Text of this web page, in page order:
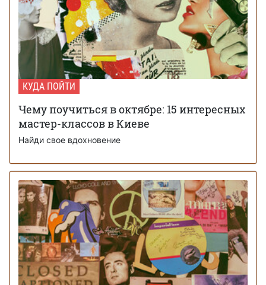
КУДА ПОЙТИ
Чему поучиться в октябре: 15 интересных
мастер-классов в Киеве
Найди свое вдохновение